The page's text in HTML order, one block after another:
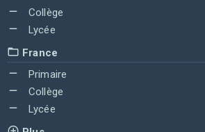
Collège
Lycée
France
Primaire
Collège
Lycée